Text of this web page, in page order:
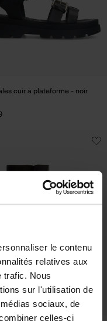
le contenu
relatives aux
trafic. Nous
sur l'utilisation de
sociaux, de
celles-ci
cuir à plateforme - noir